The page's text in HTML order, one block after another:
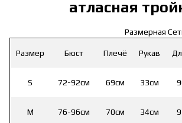
атласная
Размерная
Размер Бюст Плечё Рукав
S 72-92см 69см 33см
M 76-96см 70см 34см